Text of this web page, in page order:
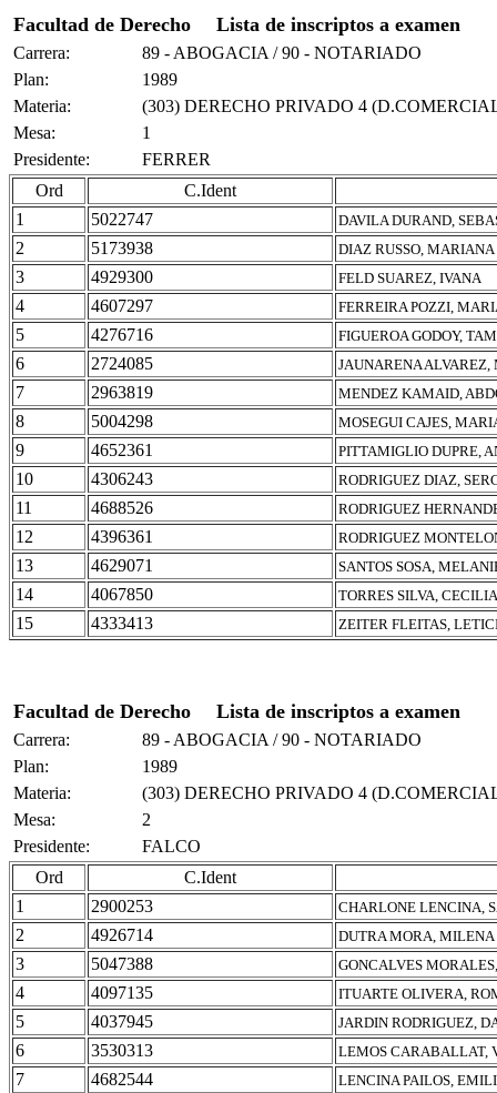
Facultad de Derecho Lista de inscriptos a examen
Carrera:
89 - ABOGACIA / 90 - NOTARIADO
Plan:
1989
Materia:
(303) DERECHO PRIVADO 4
Mesa:
1
Presidente:
FERRER
Ord
C.Ident
1
5022747 DAVILA DURAND,
2 5173938 DIAZ RUSSO,
3 4929300 FELD SUAREZ, IVANA
4 4607297 FERREIRA POZZI,
5 4276716 FIGUEROA GODOY,
6 2724085 JAUNARENA
7 2963819 MENDEZ KAMAID,
8 5004298 MOSEGUI CAJES,
9 4652361 PITTAMIGLIO DUPRE,
10 4306243 RODRIGUEZ DIAZ,
11 4688526 RODRIGUEZ
12 4396361 RODRIGUEZ
13 4629071 SANTOS SOSA,
14 4067850 TORRES SILVA,
15 4333413 ZEITER FLEITAS,
Facultad de Derecho Lista de inscriptos a examen
Carrera:
89 - ABOGACIA / 90 - NOTARIADO
Plan:
1989
Materia:
(303) DERECHO PRIVADO 4
Mesa:
2
Presidente:
FALCO
Ord
C.Ident
1
2900253 CHARLONE LENCINA,
2 4926714 DUTRA MORA, MILENA
3 5047388 GONCALVES
4 4097135 ITUARTE OLIVERA,
5 4037945 JARDIN RODRIGUEZ,
6 3530313 LEMOS CARABALLAT,
7 4682544 LENCINA PAILOS,